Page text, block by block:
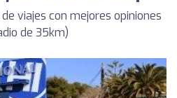
viajes con mejores opiniones
de 35km)